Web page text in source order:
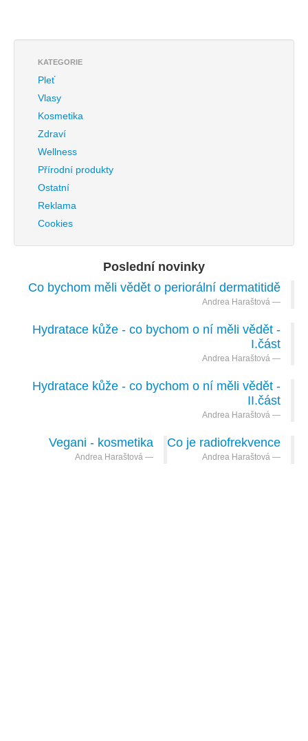
KATEGORIE
Pleť
Vlasy
Kosmetika
Zdraví
Wellness
Přírodní produkty
Ostatní
Reklama
Cookies
Poslední novinky
Co bychom měli vědět o periorální dermatitidě
Andrea Haraštová
Hydratace kůže - co bychom o ní měli vědět -
I.část
Andrea Haraštová
Hydratace kůže - co bychom o ní měli vědět -
II.část
Andrea Haraštová
Co je radiofrekvence
Andrea Haraštová
Vegani - kosmetika
Andrea Haraštová